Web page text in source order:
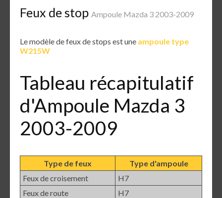
Feux de stop Ampoule Mazda 3 2003-2009
Le modèle de feux de stops est une ampoule type
W215W
Tableau récapitulatif
d'Ampoule Mazda 3
2003-2009
Type de feux
Type d'ampoule
Feux de croisement
H7
Feux de route
H7